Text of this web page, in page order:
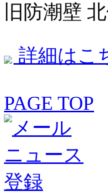
旧防潮壁
詳細はこ
PAGE TOP